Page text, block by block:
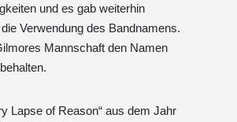
und es gab weiterhin
Verwendung des Bandnamens.
Mannschaft den Namen
Lapse of Reason“ aus dem Jahr